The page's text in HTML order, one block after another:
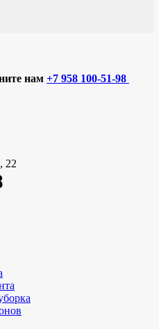
нам +7 958 100-51-98
22